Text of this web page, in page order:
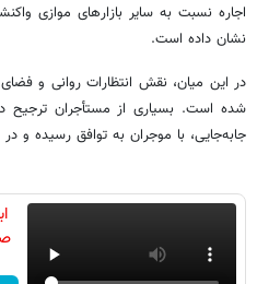
اجاره نسبت به سایر بازارهای موازی
نشان داده است.
در این میان، نقش انتظارات روانی و
شده است. بسیاری از مستأجران ترجیح
جابه‌جایی، با موجران به توافق رسیده و